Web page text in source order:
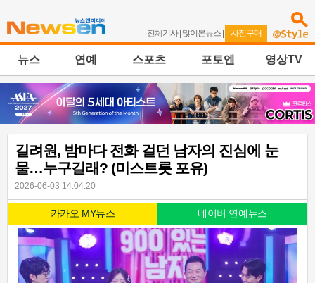
전체기사| 많이본뉴스 | 사진구매
뉴스 연예 스포츠 포토엔 영상TV
길려원, 밤마다 전화 걸던 남자의 진심에 눈
물…누구길래? (미스트롯 포유)
2026-06-03 14:04:20
카카오 MY뉴스 네이버 연예뉴스